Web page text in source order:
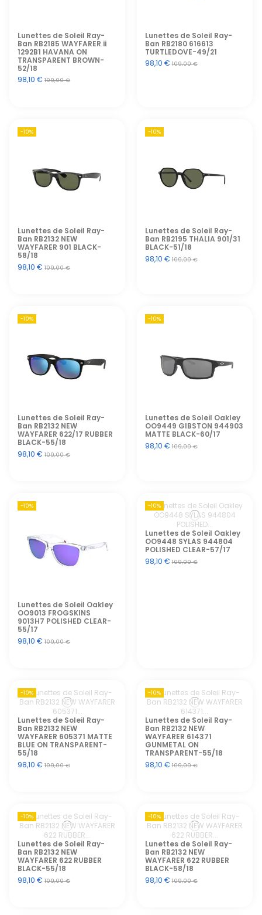
Lunettes de Soleil Ray-
Ban RB2185 WAYFARER ii
1292B1 HAVANA ON
TRANSPARENT BROWN-
52/18
98,10 €109,00 €
Lunettes de Soleil Ray-
Ban RB2180 616613
TURTLEDOVE-49/21
98,10 €109,00 €
-10%
Lunettes de Soleil Ray-
Ban RB2132 NEW
WAYFARER 901 BLACK-
58/18
98,10 €109,00 €
-10%
Lunettes de Soleil Ray-
Ban RB2195 THALIA 901/31
BLACK-51/18
98,10 €109,00 €
-10%
Lunettes de Soleil Ray-
Ban RB2132 NEW
WAYFARER 622/17 RUBBER
BLACK-55/18
98,10 €109,00 €
-10%
Lunettes de Soleil Oakley
OO9449 GIBSTON 944903
MATTE BLACK-60/17
98,10 €109,00 €
-10%
Lunettes de Soleil Oakley
OO9013 FROGSKINS
9013H7 POLISHED CLEAR-
55/17
98,10 €109,00 €
-10%
Lunettes de Soleil Oakley
OO9448 SYLAS 944804
POLISHED CLEAR-57/17
98,10 €109,00 €
-10%
Lunettes de Soleil Ray-
Ban RB2132 NEW
WAYFARER 605371 MATTE
BLUE ON TRANSPARENT-
55/18
98,10 €109,00 €
-10%
Lunettes de Soleil Ray-
Ban RB2132 NEW
WAYFARER 614371
GUNMETAL ON
TRANSPARENT-55/18
98,10 €109,00 €
-10%
Lunettes de Soleil Ray-
Ban RB2132 NEW
WAYFARER 622 RUBBER
BLACK-55/18
98,10 €109,00 €
-10%
Lunettes de Soleil Ray-
Ban RB2132 NEW
WAYFARER 622 RUBBER
BLACK-58/18
98,10 €109,00 €